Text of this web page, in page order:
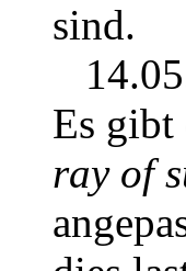
sind.
Es gibt
ray of